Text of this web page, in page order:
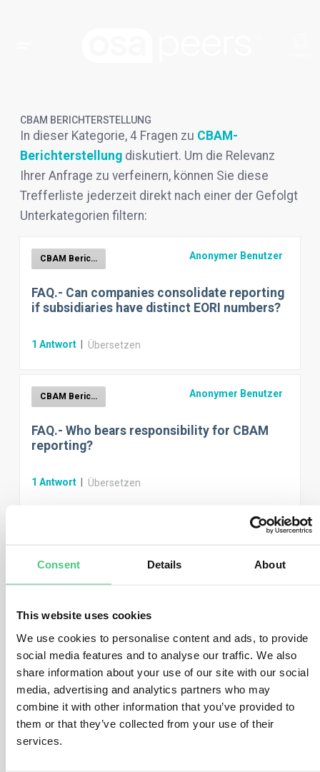
Consent Details About
This website uses cookies
We use cookies to personalise content and ads, to provide
social media features and to analyse our traffic. We also
share information about your use of our site with our social
media, advertising and analytics partners who may
combine it with other information that you’ve provided to
them or that they’ve collected from your use of their
services.
CBAM BERICHTERSTELLUNG
In dieser Kategorie, 4 Fragen zu CBAM-
Berichterstellung diskutiert. Um die Relevanz
Ihrer Anfrage zu verfeinern, können Sie diese
Trefferliste jederzeit direkt nach einer der Gefolgt
Unterkategorien filtern:
CBAM Berichterstellung Anonymer Benutzer
FAQ.- Can companies consolidate reporting
if subsidiaries have distinct EORI numbers?
1 Antwort Übersetzen
CBAM Berichterstellung Anonymer Benutzer
FAQ.- Who bears responsibility for CBAM
reporting?
1 Antwort Übersetzen
Anonymer Benutzer
Should I submit one CBAM report or two
distinct CBAM reports?
1Antwort|Übersetzen
CBAM Berichterstellung Anonymer Benutzer
What occurs if an indirect customs agent
declines to undertake CBAM reporting
duties?